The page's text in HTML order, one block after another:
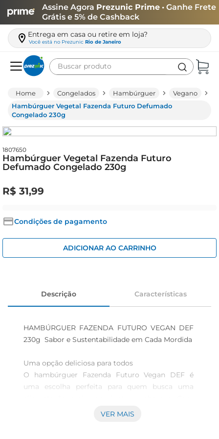
Assine Agora Prezunic Prime • Ganhe Frete
Grátis e 5% de Cashback
Entrega em casa ou retire em loja?
Você está no Prezunic Rio de Janeiro
Buscar produto
Congelados Hambúrguer
Vegano
Hambúrguer Vegetal Fazenda Futuro Defumado
Congelado 230g
1807650
Hambúrguer Vegetal Fazenda Futuro
Defumado Congelado 230g
R$ 31,99
Condições de pagamento
ADICIONAR AO CARRINHO
Descrição Características
HAMBÚRGUER FAZENDA FUTURO VEGAN DEF
230g  Sabor e Sustentabilidade em Cada Mordida
Uma opção deliciosa para todos
O hambúrguer Fazenda Futuro Vegan DEF é
uma escolha perfeita para quem busca uma
230g de puro sabor, este hambúrguer é
VER MAIS
leite
café
queijo
biscoito
azeite
iogurte
papel higiênico